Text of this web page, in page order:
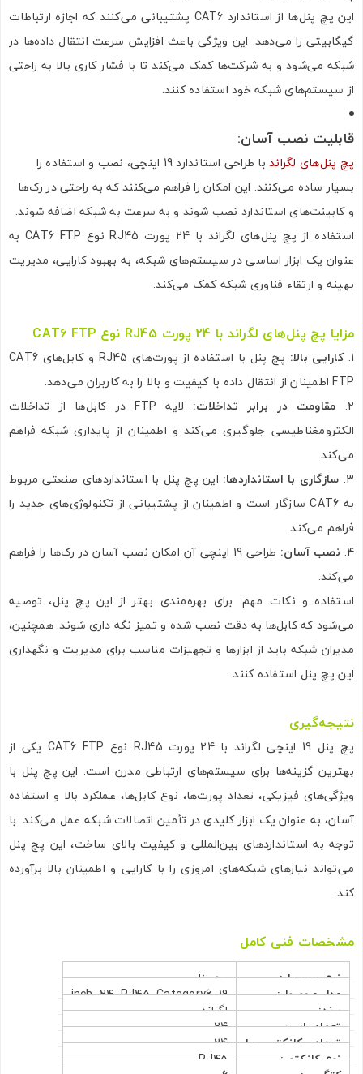
این پچ پنل‌ها از استاندارد CAT6 پشتیبانی می‌کنند که اجازه ارتباطات
گیگابیتی را می‌دهد. این ویژگی باعث افزایش سرعت انتقال داده‌ها در
شبکه می‌شود و به شرکت‌ها کمک می‌کند تا با فشار کاری بالا به راحتی
از سیستم‌های شبکه خود استفاده کنند.
قابلیت نصب آسان:
پچ پنل‌های لگراند
با طراحی استاندارد 19 اینچی، نصب و استفاده را
بسیار ساده می‌کنند. این امکان را فراهم می‌کنند که به راحتی در رک‌ها
و کابینت‌های استاندارد نصب شوند و به سرعت به شبکه اضافه شوند.
استفاده از پچ پنل‌های لگراند با 24 پورت RJ45 نوع CAT6 FTP به
عنوان یک ابزار اساسی در سیستم‌های شبکه، به بهبود کارایی، مدیریت
بهینه و ارتقاء فناوری شبکه کمک می‌کند.
مزایا پچ پنل‌های لگراند با 24 پورت RJ45 نوع CAT6 FTP
کارایی بالا:
پچ پنل با استفاده از پورت‌های RJ45 و کابل‌های CAT6
FTP اطمینان از انتقال داده با کیفیت و بالا را به کاربران می‌دهد.
مقاومت در برابر تداخلات:
لایه FTP در کابل‌ها از تداخلات
الکترومغناطیسی جلوگیری می‌کند و اطمینان از پایداری شبکه فراهم
می‌کند.
سازگاری با استانداردها: این پچ پنل با استانداردهای صنعتی مربوط
به CAT6 سازگار است و اطمینان از پشتیبانی از تکنولوژی‌های جدید را
فراهم می‌کند.
نصب آسان:
طراحی 19 اینچی آن امکان نصب آسان در رک‌ها را فراهم
می‌کند.
استفاده و نکات مهم: برای بهره‌مندی بهتر از این پچ پنل، توصیه
می‌شود که کابل‌ها به دقت نصب شده و تمیز نگه داری شوند. همچنین،
مدیران شبکه باید از ابزارها و تجهیزات مناسب برای مدیریت و نگهداری
این پچ پنل استفاده کنند.
نتیجه‌گیری
پچ پنل 19 اینچی لگراند با 24 پورت RJ45 نوع CAT6 FTP یکی از
بهترین گزینه‌ها برای سیستم‌های ارتباطی مدرن است. این پچ پنل با
ویژگی‌های فیزیکی، تعداد پورت‌ها، نوع کابل‌ها، عملکرد بالا و استفاده
آسان، به عنوان یک ابزار کلیدی در تأمین اتصالات شبکه عمل می‌کند. با
توجه به استانداردهای بین‌المللی و کیفیت بالای ساخت، این پچ پنل
می‌تواند نیازهای شبکه‌های امروزی را با کارایی و اطمینان بالا برآورده
کند.
مشخصات فنی کامل
نوع محصول:
پچ پنل
مدل محصول:
19 inch 24 RJ45 Category6
FTP
برند:
لگراند
تعداد باس:
24
تعداد کانکتور یا
پورت:
24
نوع کانکتور:
RJ45
ارسال به ایمیل
ارسال